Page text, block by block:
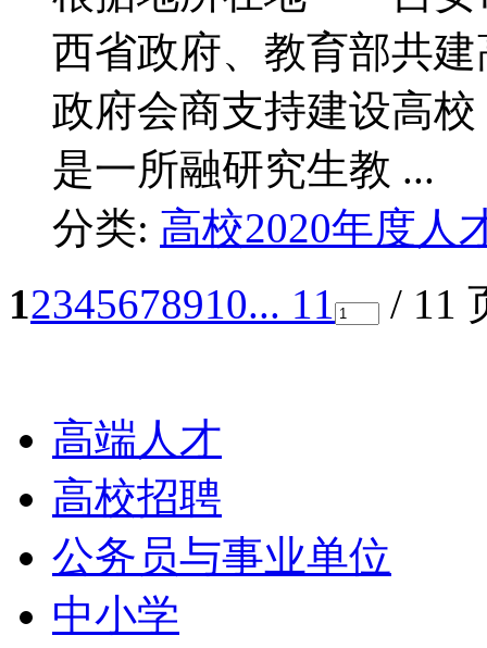
西省政府、教育部共
政府会商支持建设高
是一所融研究生教 ...
分类: 高校2020年度人
12345678910... 11
/ 11
高端人才
高校招聘
公务员与事业单位
中小学